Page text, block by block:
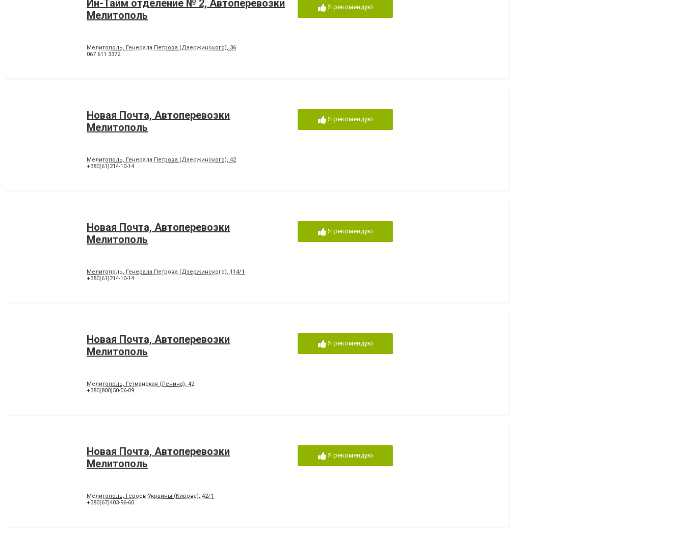
Ин-Тайм отделение № 2, Автоперевозки
Мелитополь
Мелитополь, Генерала Петрова (Дзержинского), 36
067 611 3372
Я рекомендую
Новая Почта, Автоперевозки
Мелитополь
Мелитополь, Генерала Петрова (Дзержинского), 42
+380(61)214-10-14
Я рекомендую
Новая Почта, Автоперевозки
Мелитополь
Мелитополь, Генерала Петрова (Дзержинского), 114/1
+380(61)214-10-14
Я рекомендую
Новая Почта, Автоперевозки
Мелитополь
Мелитополь, Гетманская (Ленина), 42
+380(800)50-06-09
Я рекомендую
Новая Почта, Автоперевозки
Мелитополь
Мелитополь, Героев Украины (Кирова), 42/1
+380(67)403-96-60
Я рекомендую